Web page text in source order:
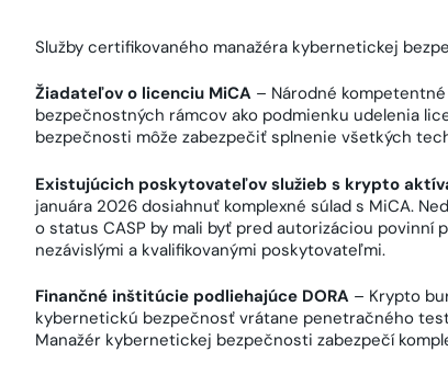
Služby certifikovaného manažéra kybernetickej
Žiadateľov o licenciu MiCA – Národné
bezpečnostných rámcov ako podmienku udelenia
bezpečnosti môže zabezpečiť splnenie všetkých
Existujúcich poskytovateľov služieb s krypto
januára 2026 dosiahnuť komplexné súlad s MiCA.
o status CASP by mali byť pred autorizáciou
nezávislými a kvalifikovanými poskytovateľmi.
Finančné inštitúcie podliehajúce DORA – Krypto
kybernetickú bezpečnosť vrátane penetračného
Manažér kybernetickej bezpečnosti zabezpečí